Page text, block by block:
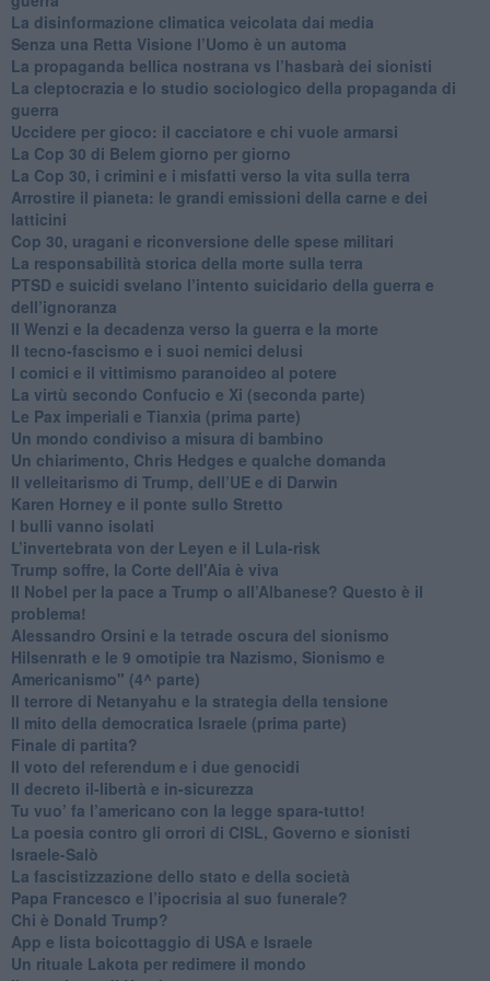
​La disinformazione climatica veicolata dai media
Senza una Retta Visione l’Uomo è un automa
​La propaganda bellica nostrana vs l’hasbarà dei sionisti
​La cleptocrazia e lo studio sociologico della propaganda di
guerra
​Uccidere per gioco: il cacciatore e chi vuole armarsi
​La Cop 30 di Belem giorno per giorno
La Cop 30, i crimini e i misfatti verso la vita sulla terra
Arrostire il pianeta: le grandi emissioni della carne e dei
latticini
​Cop 30, uragani e riconversione delle spese militari
La responsabilità storica della morte sulla terra
PTSD e suicidi svelano l’intento suicidario della guerra e
dell’ignoranza
Il Wenzi e la decadenza verso la guerra e la morte
​Il tecno-fascismo e i suoi nemici delusi
​I comici e il vittimismo paranoideo al potere
​La virtù secondo Confucio e Xi (seconda parte)
Le Pax imperiali e Tianxia (prima parte)
Un mondo condiviso a misura di bambino
​Un chiarimento, Chris Hedges e qualche domanda
Il velleitarismo di Trump, dell’UE e di Darwin
​Karen Horney e il ponte sullo Stretto
​I bulli vanno isolati
L’invertebrata von der Leyen e il Lula-risk
Trump soffre, la Corte dell'Aia è viva
​Il Nobel per la pace a Trump o all’Albanese? Questo è il
problema!
​Alessandro Orsini e la tetrade oscura del sionismo
​Hilsenrath e le 9 omotipie tra Nazismo, Sionismo e
Americanismo" (4^ parte)
​Il terrore di Netanyahu e la strategia della tensione
Il mito della democratica Israele (prima parte)
​Finale di partita?
​Il voto del referendum e i due genocidi
Il decreto il-libertà e in-sicurezza
Tu vuo’ fa l’americano con la legge spara-tutto!
La poesia contro gli orrori di CISL, Governo e sionisti
Israele-Salò
​La fascistizzazione dello stato e della società
Papa Francesco e l’ipocrisia al suo funerale?
​Chi è Donald Trump?
App e lista boicottaggio di USA e Israele
​Un rituale Lakota per redimere il mondo